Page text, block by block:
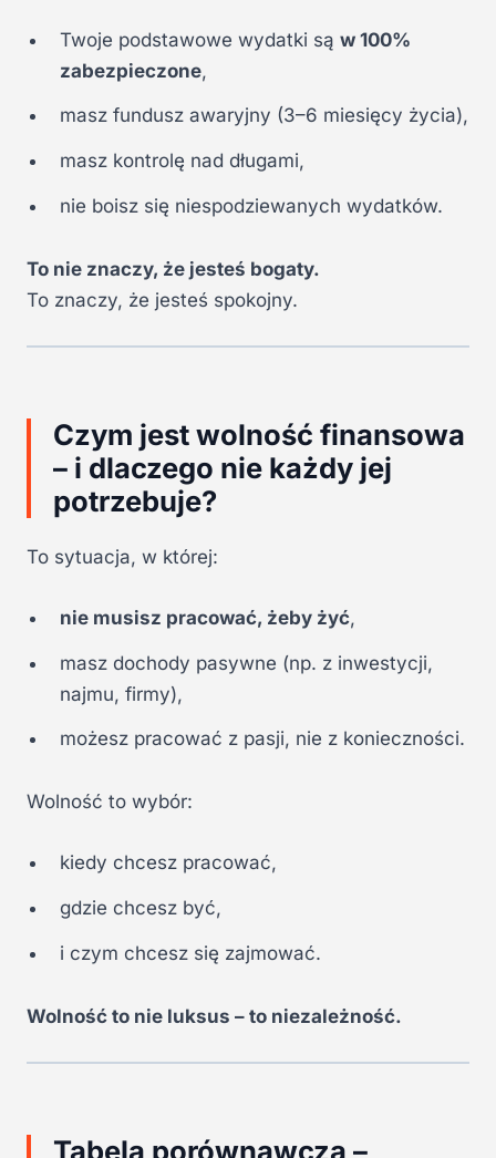
Twoje podstawowe wydatki są w 100%
zabezpieczone,
masz fundusz awaryjny (3–6 miesięcy życia),
masz kontrolę nad długami,
nie boisz się niespodziewanych wydatków.
To nie znaczy, że jesteś bogaty.
To znaczy, że jesteś spokojny.
Czym jest wolność finansowa
– i dlaczego nie każdy jej
potrzebuje?
To sytuacja, w której:
nie musisz pracować, żeby żyć,
masz dochody pasywne (np. z inwestycji,
najmu, firmy),
możesz pracować z pasji, nie z konieczności.
Wolność to wybór:
kiedy chcesz pracować,
gdzie chcesz być,
i czym chcesz się zajmować.
Wolność to nie luksus – to niezależność.
Tabela porównawcza –